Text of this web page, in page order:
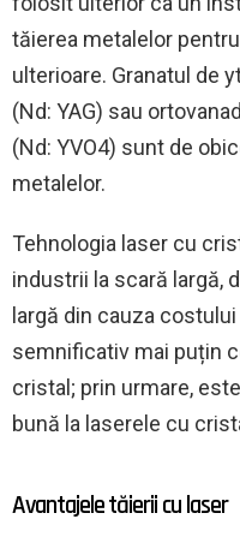
tăierea metalelor
ulterioare. Granatul de
(Nd: YAG) sau
(Nd: YVO4) sunt de
metalelor.
Tehnologia laser cu
industrii la scară largă,
largă din cauza
semnificativ mai puțin
cristal; prin urmare,
bună la laserele cu
Avantajele tăierii cu laser